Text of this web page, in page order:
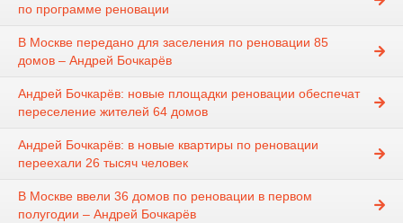
по программе реновации
В Москве передано для заселения по реновации 85
домов – Андрей Бочкарёв
Андрей Бочкарёв: новые площадки реновации обеспечат
переселение жителей 64 домов
Андрей Бочкарёв: в новые квартиры по реновации
переехали 26 тысяч человек
В Москве ввели 36 домов по реновации в первом
полугодии – Андрей Бочкарёв